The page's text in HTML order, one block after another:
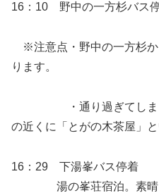
16：10 野中の一方杉バス
※注意点・野中の一方杉か
ります。
・通り過ぎてしまっ
の近くに「とがの木茶屋」
16：29 下湯峯バス停着
湯の峯荘宿泊。素晴ら